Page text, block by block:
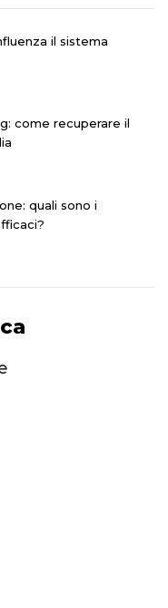
il sistema
come recuperare il
quali sono i